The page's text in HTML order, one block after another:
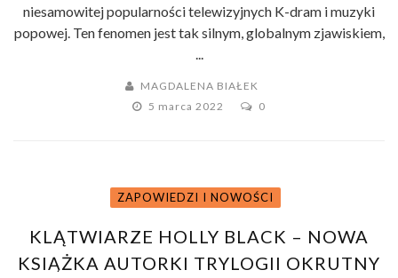
niesamowitej popularności telewizyjnych K-dram i muzyki
popowej. Ten fenomen jest tak silnym, globalnym zjawiskiem,
...
MAGDALENA BIAŁEK
5 marca 2022
0
ZAPOWIEDZI I NOWOŚCI
KLĄTWIARZE HOLLY BLACK – NOWA
KSIĄŻKA AUTORKI TRYLOGII OKRUTNY